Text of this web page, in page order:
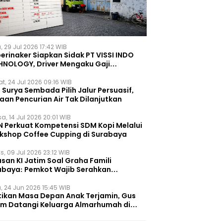
29 Jul 2026 17:42 WIB
Siapkan Sidak PT VISSI INDO
Driver Mengaku Gaji
24 Jul 2026 09:16 WIB
Surya Sembada Pilih Jalur Persuasif,
Pencurian Air Tak Dilanjutkan
14 Jul 2026 20:01 WIB
Perkuat Kompetensi SDM Kopi Melalui
Coffee Cupping di Surabaya
09 Jul 2026 23:12 WIB
KI Jatim Soal Graha Famili
Pemkot Wajib Serahkan
24 Jun 2026 15:45 WIB
Masa Depan Anak Terjamin, Gus
Datangi Keluarga Almarhumah di